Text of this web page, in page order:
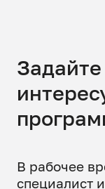
В рабочее
специалист